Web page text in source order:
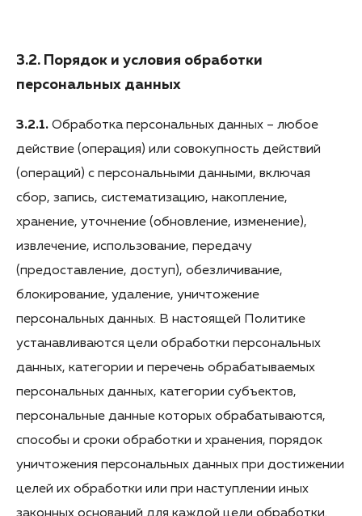
3.2. Порядок и условия обработки
персональных данных
3.2.1. Обработка персональных данных – любое
действие (операция) или совокупность действий
(операций) с персональными данными, включая
сбор, запись, систематизацию, накопление,
хранение, уточнение (обновление, изменение),
извлечение, использование, передачу
(предоставление, доступ), обезличивание,
блокирование, удаление, уничтожение
персональных данных. В настоящей Политике
устанавливаются цели обработки персональных
данных, категории и перечень обрабатываемых
персональных данных, категории субъектов,
персональные данные которых обрабатываются,
способы и сроки обработки и хранения, порядок
уничтожения персональных данных при достижении
целей их обработки или при наступлении иных